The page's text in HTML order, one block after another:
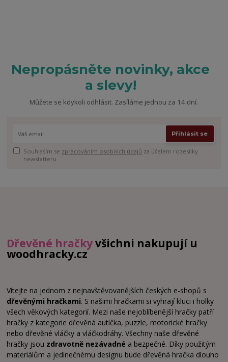
Nepropásněte novinky, akce
a slevy!
Můžete se kdykoli odhlásit. Zasíláme jednou za 14 dní.
Přihlásit se
Souhlasím se zpracováním osobních údajů za účelem rozesílky
newsletteru.
Dřevěné hračkyvšichni nakupují u
woodhracky.cz
Vítejte na jednom z nejnavštěvovanějších českých e-shopů s
dřevěnými hračkami. S našimi hračkami si vyhrají kluci i holky
všech věkových kategorií. Mezi naše nejoblíbenější hračky patří
hračky z kategorie dřevěná autíčka, puzzle, motorické hračky
nebo dřevěné vláčky a vláčkodráhy. Všechny naše dřevěné
hračky jsou zdravotně nezávadné a bezpečné. Díky použitým
materiálům a jedinečnému designu bude dřevěná hračka dlouho